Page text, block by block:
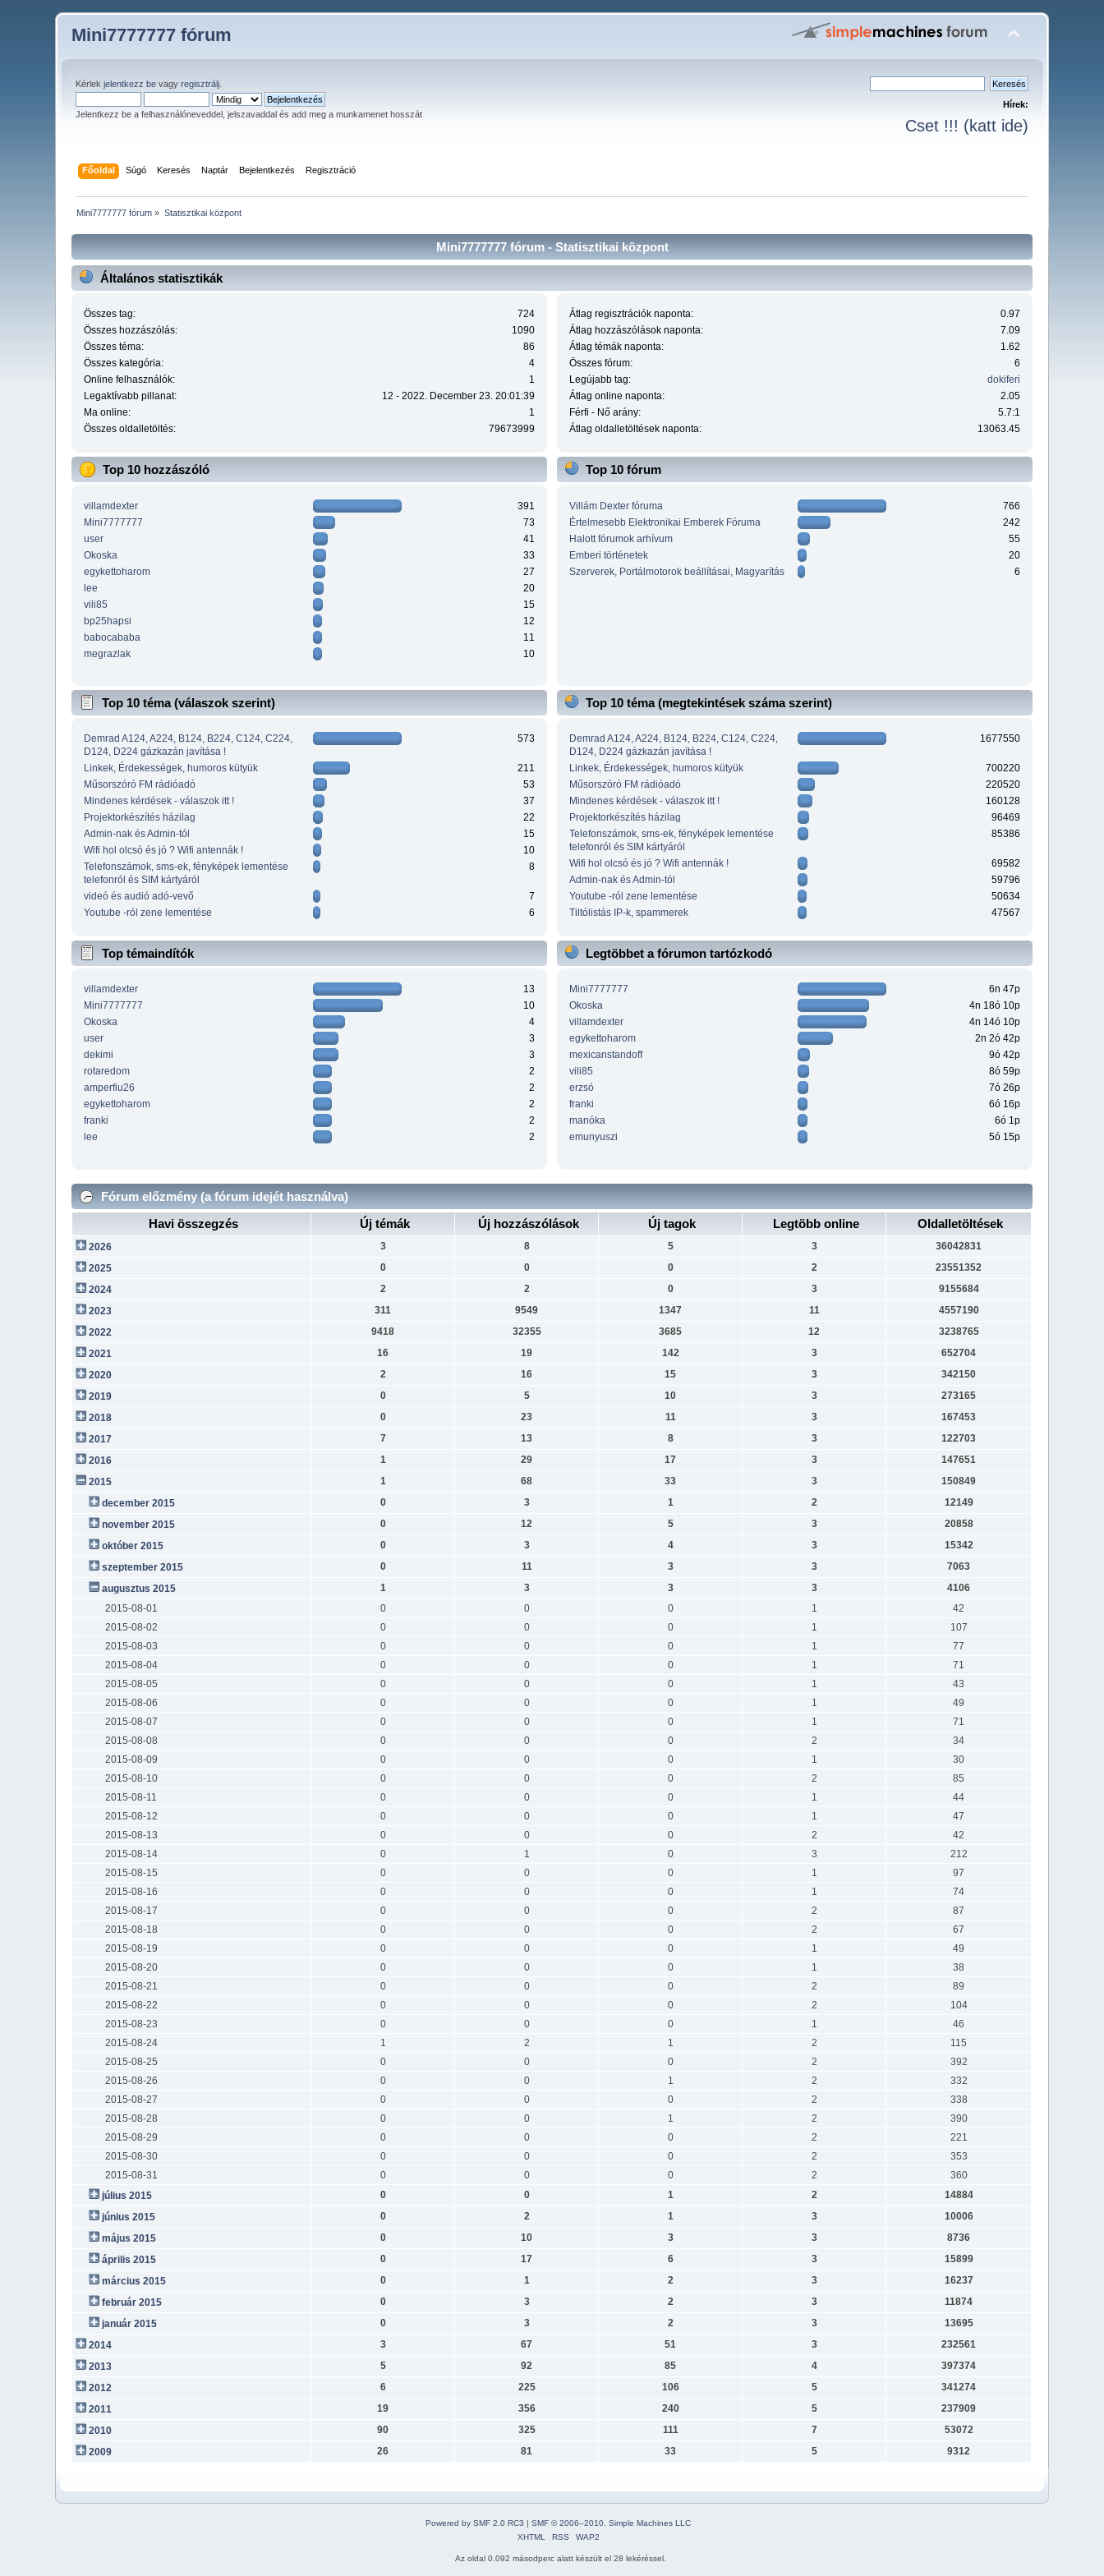
Mini7777777 fórum
Kérlekjelentkezz be vagyregisztrálj
Jelentkezz be a felhasználóneveddel, jelszavaddal és add meg a munkamenet hosszát
Hírek:
Cset !!! (katt ide)
Főoldal Súgó Keresés Naptár Bejelentkezés Regisztráció
Mini7777777 fórum » Statisztikai központ
Mini7777777 fórum - Statisztikai központ
Általános statisztikák
Összes tag:
724
Összes hozzászólás:
1090
Összes téma:
86
Összes kategória:
4
Online felhasználók:
1
Legaktívabb pillanat:
12 - 2022. December 23. 20:01:39
Ma online:
1
Összes oldalletöltés:
79673999
Átlag regisztrációk naponta:
0.97
Átlag hozzászólások naponta:
7.09
Átlag témák naponta:
1.62
Összes fórum:
6
Legújabb tag:
dokiferi
Átlag online naponta:
2.05
Férfi - Nő arány:
5.7:1
Átlag oldalletöltések naponta:
13063.45
Top 10 hozzászóló
villamdexter
391
Mini7777777
73
user
41
Okoska
33
egykettoharom
27
lee
20
vili85
15
bp25hapsi
12
babocababa
11
megrazlak
10
Top 10 fórum
Villám Dexter fóruma
766
Értelmesebb Elektronikai Emberek Fóruma
242
Halott fórumok arhívum
55
Emberi történetek
20
Szerverek, Portálmotorok beállításai, Magyarítás
6
Top 10 téma (válaszok szerint)
Demrad A124, A224, B124, B224, C124, C224,
D124, D224 gázkazán javítása !
573
Linkek, Érdekességek, humoros kütyük
211
Műsorszóró FM rádióadó
53
Mindenes kérdések - válaszok itt !
37
Projektorkészítés házilag
22
Admin-nak és Admin-tól
15
Wifi hol olcsó és jó ? Wifi antennák !
10
Telefonszámok, sms-ek, fényképek lementése
telefonról és SIM kártyáról
8
videó és audió adó-vevő
7
Youtube -ról zene lementése
6
Top 10 téma (megtekintések száma szerint)
Demrad A124, A224, B124, B224, C124, C224,
D124, D224 gázkazán javítása !
1677550
Linkek, Érdekességek, humoros kütyük
700220
Műsorszóró FM rádióadó
220520
Mindenes kérdések - válaszok itt !
160128
Projektorkészítés házilag
96469
Telefonszámok, sms-ek, fényképek lementése
telefonról és SIM kártyáról
85386
Wifi hol olcsó és jó ? Wifi antennák !
69582
Admin-nak és Admin-tól
59796
Youtube -ról zene lementése
50634
Tiltólistás IP-k, spammerek
47567
Top témaindítók
villamdexter
13
Mini7777777
10
Okoska
4
user
3
dekimi
3
rotaredom
2
amperfiu26
2
egykettoharom
2
franki
2
lee
2
Legtöbbet a fórumon tartózkodó
Mini7777777
6n 47p
Okoska
4n 18ó 10p
villamdexter
4n 14ó 10p
egykettoharom
2n 2ó 42p
mexicanstandoff
9ó 42p
vili85
8ó 59p
erzsó
7ó 26p
franki
6ó 16p
manóka
6ó 1p
emunyuszi
5ó 15p
Fórum előzmény (a fórum idejét használva)
Havi összegzés
Új témák Új hozzászólások Új tagok Legtöbb online Oldalletöltések
2026 3 8 5 3
36042831
2025
0 0 0 2
23551352
2024
2 2 0 3
9155684
2023
311 9549 1347 11
4557190
2022
9418 32355 3685 12
3238765
2021
16 19 142 3
652704
2020
2 16 15 3
342150
2019
0 5 10 3
273165
2018
0 23 11 3
167453
2017
7 13 8 3
122703
2016
1 29 17 3
147651
2015
1 68 33 3
150849
december 2015
0 3 1 2
12149
november 2015
0 12 5 3
20858
október 2015
0 3 4 3
15342
szeptember 2015
0 11 3 3
7063
augusztus 2015
1 3 3 3
4106
2015-08-01
0 0 0 1
42
2015-08-02
0 0 0 1
107
2015-08-03
0 0 0 1
77
2015-08-04
0 0 0 1
71
2015-08-05
0 0 0 1
43
2015-08-06
0 0 0 1
49
2015-08-07
0 0 0 1
71
2015-08-08
0 0 0 2
34
2015-08-09
0 0 0 1
30
2015-08-10
0 0 0 2
85
2015-08-11
0 0 0 1
44
2015-08-12
0 0 0 1
47
2015-08-13
0 0 0 2
42
2015-08-14
0 1 0 3
212
2015-08-15
0 0 0 1
97
2015-08-16
0 0 0 1
74
2015-08-17
0 0 0 2
87
2015-08-18
0 0 0 2
67
2015-08-19
0 0 0 1
49
2015-08-20
0 0 0 1
38
2015-08-21
0 0 0 2
89
2015-08-22
0 0 0 2
104
2015-08-23
0 0 0 1
46
2015-08-24
1 2 1 2
115
2015-08-25
0 0 0 2
392
2015-08-26
0 0 1 2
332
2015-08-27
0 0 0 2
338
2015-08-28
0 0 1 2
390
2015-08-29
0 0 0 2
221
2015-08-30
0 0 0 2
353
2015-08-31
0 0 0 2
360
július 2015
0 0 1 2
14884
június 2015
0 2 1 3
10006
május 2015
0 10 3 3
8736
április 2015
0 17 6 3
15899
március 2015
0 1 2 3
16237
február 2015
0 3 2 3
11874
január 2015
0 3 2 3
13695
2014
3 67 51 3
232561
2013
5 92 85 4
397374
2012
6 225 106 5
341274
2011
19 356 240 5
237909
2010
90 325 111 7
53072
2009
26 81 33 5 9312
Powered by SMF 2.0 RC3 | SMF © 2006–2010, Simple Machines LLC
XHTML
RSS WAP2
Az oldal 0.092 másodperc alatt készült el 28 lekéréssel.